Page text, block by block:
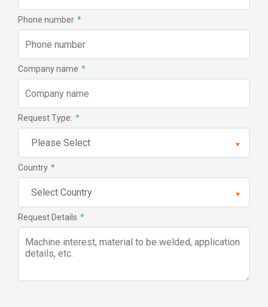
Phone number *
Company name *
Request Type: *
Country *
Request Details *